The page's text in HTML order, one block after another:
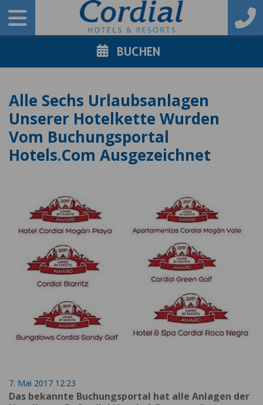
BUCHEN
Alle Sechs Urlaubsanlagen
Unserer Hotelkette Wurden
Vom Buchungsportal
Hotels.com Ausgezeichnet
7. Mai 2017 12:23
Das bekannte Buchungsportal hat alle Anlagen der